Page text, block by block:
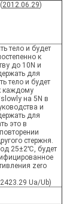
2012.06.29)
тело и будет
к
до 10N и
для
тело и будет
каждому
на 5N в
и
для
это в
стержня.
25±2℃, будет
zero
Ua/Ub)